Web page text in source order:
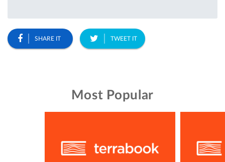
SHARE IT TWEET IT
Most Popular